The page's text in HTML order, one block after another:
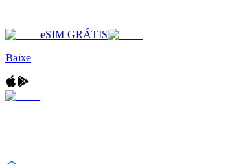
eSIM GRÁTIS
Baixe